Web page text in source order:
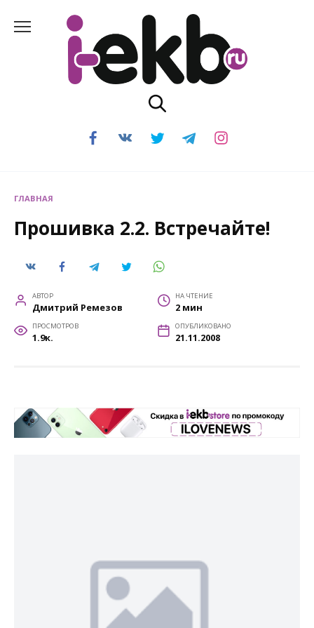
содержанию
ГЛАВНАЯ
Прошивка 2.2. Встречайте!
АВТОР
Дмитрий Ремезов
НА ЧТЕНИЕ
2 мин
ПРОСМОТРОВ
1.9к.
ОПУБЛИКОВАНО
21.11.2008